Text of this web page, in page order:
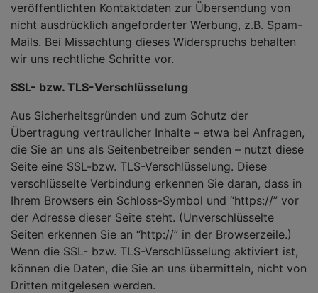
veröffentlichten Kontaktdaten zur Übersendung von
nicht ausdrücklich angeforderter Werbung, z.B. Spam-
Mails. Bei Missachtung dieses Widerspruchs behalten
wir uns rechtliche Schritte vor.
SSL- bzw. TLS-Verschlüsselung
Aus Sicherheitsgründen und zum Schutz der
Übertragung vertraulicher Inhalte – etwa bei Anfragen,
die Sie an uns als Seitenbetreiber senden – nutzt diese
Seite eine SSL-bzw. TLS-Verschlüsselung. Diese
verschlüsselte Verbindung erkennen Sie daran, dass in
Ihrem Browsers ein Schloss-Symbol und “https://” vor
der Adresse dieser Seite steht. (Unverschlüsselte
Seiten erkennen Sie an “http://” in der Browserzeile.)
Wenn die SSL- bzw. TLS-Verschlüsselung aktiviert ist,
können die Daten, die Sie an uns übermitteln, nicht von
Dritten mitgelesen werden.